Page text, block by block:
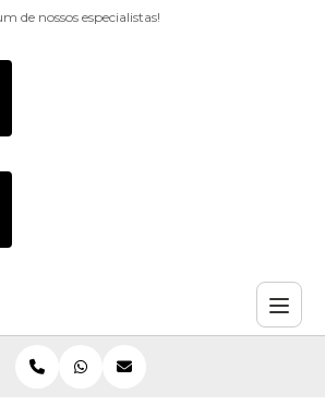
de nossos especialistas!